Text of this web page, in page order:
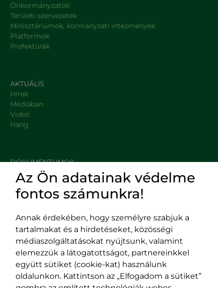
Önkormányzatok
Területi szervezetek
Minisztériumok, kormányzati intézmények
Platformok
Prefektúrák
AKTUÁLIS
Hírek
Médiában
Videó
Hang
DOKUMENTUMOK
HASZNOS LINKEK
Impresszum
Adatvédelmi szabályzat
EPP program
400029 Kolozsvár,
Fürdő (Card. Iuliu Hossu) utca, 41.
Majális utca, 60.
Az Ön adatainak védelme
fontos számunkra!
Annak érdekében, hogy személyre szabjuk a
tartalmakat és a hirdetéseket, közösségi
médiaszolgáltatásokat nyújtsunk, valamint
elemezzük a látogatottságot, partnereinkkel
együtt sütiket (cookie-kat) használunk
oldalunkon. Kattintson az „Elfogadom a sütiket”